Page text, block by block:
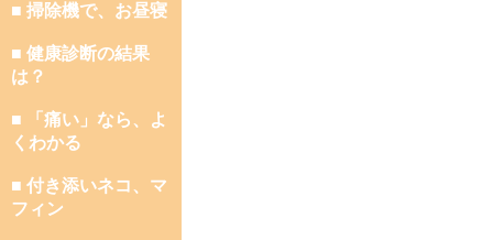
■ 掃除機で、お昼寝
■ 健康診断の結果
は？
■ 「痛い」なら、よ
くわかる
■ 付き添いネコ、マ
フィン